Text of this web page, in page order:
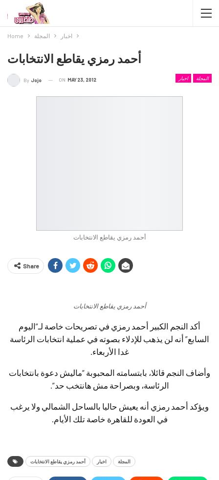
Home المجلة اخبار
أحمد رمزي يقاطع الانتخابات
اخبار المجلة By Jojo ON MAY 23, 2012
أحمد رمزي يقاطع الانتخابات
Share
أحمد رمزي يقاطع الانتخابات
أكد النجم الكبير أحمد رمزي في تصريحات خاصة لـ”اليوم
السابع” أنه لن يذهب للإدلاء بصوته في عملية انتخابات الرئاسة
غدا الأربعاء.
وأضاف النجم قائلا، بابتسامته المحبوبة “ماليش دعوة بانتخابات
الرئاسة، وبصراحة مش هانتخب حد”.
ويؤكد أحمد رمزي أنه يعيش حاليا بالساحل الشمالي ولا يرغب
في العودة للقاهرة خاصة تلك الأيام.
أحمد رمزي يقاطع الانتخابات اخبار المجلة